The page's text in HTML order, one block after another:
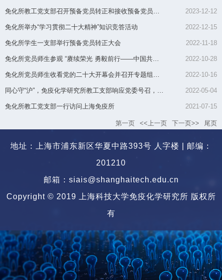
免化所教工党支部召开预备党员转正和接收预备党员大会 2023-12-12
免化所举办“学习贯彻二十大精神”知识竞答活动 2022-12-15
免化所学生一支部举行预备党员转正大会 2022-11-18
免化所党员师生参观 “赓续荣光 勇毅前行——中国共产党历次全国代... 2022-10-28
免化所党员师生收看党的二十大开幕会并召开专题组织生活会 2022-10-16
同心守“沪”，免疫化学研究所教工支部响应党委号召，投身校园与... 2022-05-04
免化所教工党支部一行访问上海免疫所 2021-07-15
第一页 <<上一页 下一页>> 尾页
地址：上海市浦东新区华夏中路393号 人字楼 | 邮编：
201210
邮箱：siais@shanghaitech.edu.cn
Copyright © 2019 上海科技大学免疫化学研究所 版权所
有